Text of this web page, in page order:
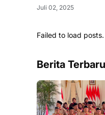
Juli 02, 2025
Failed to load posts.
Berita Terbaru
JATIM